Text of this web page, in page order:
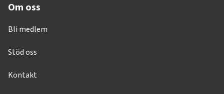
Om oss
Bli medlem
Stöd oss
Kontakt